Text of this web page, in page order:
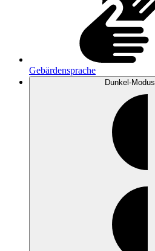
Gebärdensprache
Dunkel-Modus